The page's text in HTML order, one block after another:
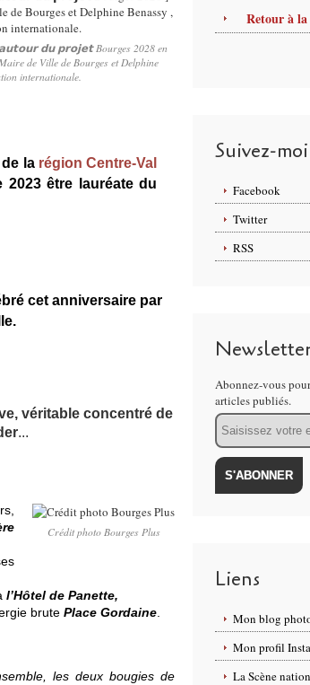
𝗱𝘂 𝗽𝗿𝗼𝗷𝗲𝘁 Bourges 2028 en
de Ville de Bourges et Delphine
internationale.
la région Centre-Val
être lauréate du
cet anniversaire par
véritable concentré de
...
Crédit photo Bourges Plus
l’Hôtel de Panette,
brute Place Gordaine
les deux bougies de
Retour à
Suivez-moi
Facebook
Twitter
RSS
Abonnez-vous
articles publiés.
Email
Liens
Mon blog
Mon profil
La Scène